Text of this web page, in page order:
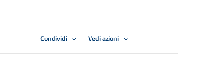
Condividi Vedi azioni